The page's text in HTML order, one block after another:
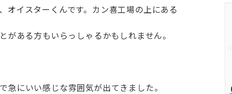
オイスターくんです。カン喜工場の上にある
ある方もいらっしゃるかもしれません。
にいい感じな雰囲気が出てきました。